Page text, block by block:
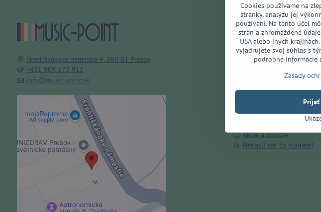
Františkánske námestie 4, 080 01 Prešov
+421 909 172 911
info@music-point.sk
Externý obsah je blokovaný
Voľbami súkromia
Prajete si načítať externý obsah?
Povoliť tentokrát
Povoliť a zapamätať - súhlas s
druhom cookie: Funkčné
Všetko o nákupe
Doručenie ZADARMO v
O nás
Kamenná predajňa
Obchodné podmienky
Ochrana osobných údajov
Spôsoby dopravy
Reklamácie
Akcie a bonusy
Nenašli ste, čo hľadáte?
Cookies používame na
stránky, analýzu jej
používaní. Na tento účel
strán a zhromaždené
USA alebo iných
vyjadrujete svoj súhlas s
podrobné informácie
Zásady
Prijať